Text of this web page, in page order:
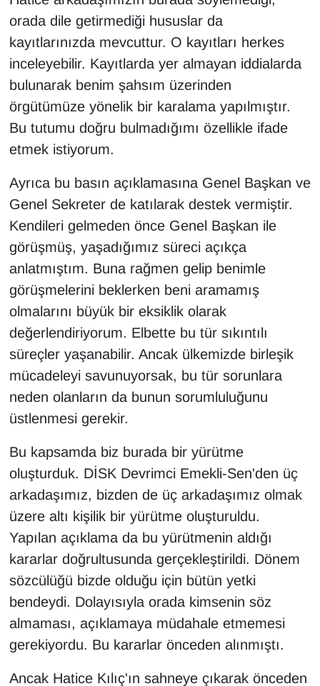
orada dile getirmediği hususlar da
kayıtlarınızda mevcuttur. O kayıtları herkes
inceleyebilir. Kayıtlarda yer almayan iddialarda
bulunarak benim şahsım üzerinden
örgütümüze yönelik bir karalama yapılmıştır.
Bu tutumu doğru bulmadığımı özellikle ifade
etmek istiyorum.
Ayrıca bu basın açıklamasına Genel Başkan ve
Genel Sekreter de katılarak destek vermiştir.
Kendileri gelmeden önce Genel Başkan ile
görüşmüş, yaşadığımız süreci açıkça
anlatmıştım. Buna rağmen gelip benimle
görüşmelerini beklerken beni aramamış
olmalarını büyük bir eksiklik olarak
değerlendiriyorum. Elbette bu tür sıkıntılı
süreçler yaşanabilir. Ancak ülkemizde birleşik
mücadeleyi savunuyorsak, bu tür sorunlara
neden olanların da bunun sorumluluğunu
üstlenmesi gerekir.
Bu kapsamda biz burada bir yürütme
oluşturduk. DİSK Devrimci Emekli-Sen'den üç
arkadaşımız, bizden de üç arkadaşımız olmak
üzere altı kişilik bir yürütme oluşturuldu.
Yapılan açıklama da bu yürütmenin aldığı
kararlar doğrultusunda gerçekleştirildi. Dönem
sözcülüğü bizde olduğu için bütün yetki
bendeydi. Dolayısıyla orada kimsenin söz
almaması, açıklamaya müdahale etmemesi
gerekiyordu. Bu kararlar önceden alınmıştı.
Ancak Hatice Kılıç'ın sahneye çıkarak önceden